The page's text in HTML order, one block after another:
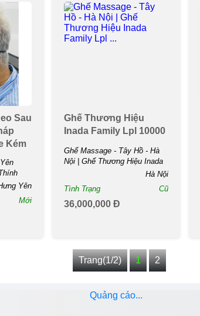
Sau
Kém
Yên
Mới
Ghế Thương Hiệu
Inada Family Lpl 10000
Ghế Massage - Tây Hồ - Hà
Nội | Ghế Thương Hiệu Inada
Hà Nội
Tình Trạng
Cũ
36,000,000 Đ
Trang(1/2) 1 2